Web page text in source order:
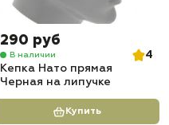
290 руб
В наличии
4
Кепка Нато прямая
Черная на липучке
Купить